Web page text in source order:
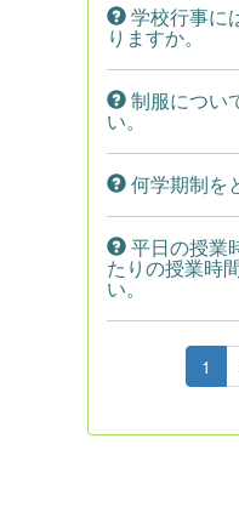
学校行事に
りますか。
制服につい
い。
何学期制を
平日の授業
たりの授業時
い。
1